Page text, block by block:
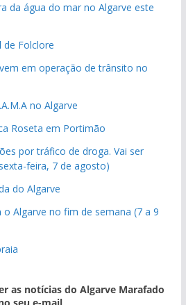
da água do mar no Algarve este
de Folclore
em operação de trânsito no
no Algarve
Roseta em Portimão
por tráfico de droga. Vai ser
feira, 7 de agosto)
do Algarve
Algarve no fim de semana (7 a 9
as notícias do Algarve Marafado